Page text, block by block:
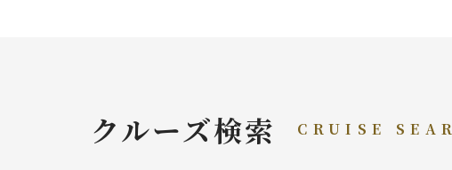
クルーズ検索 CRUISE